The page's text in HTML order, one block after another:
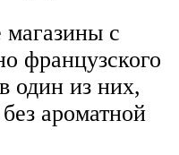
с
французского
один из них,
ароматной